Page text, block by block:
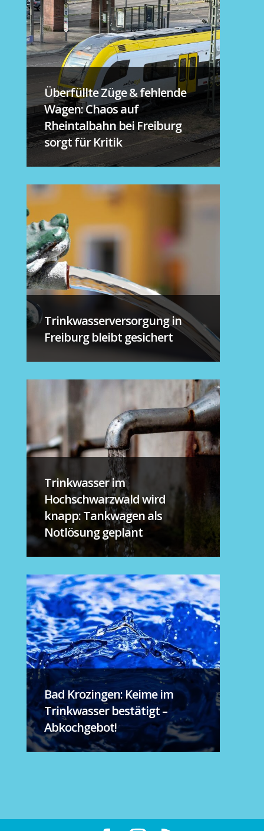
Überfüllte Züge & fehlende
Wagen: Chaos auf
Rheintalbahn bei Freiburg
sorgt für Kritik
Trinkwasserversorgung in
Freiburg bleibt gesichert
Trinkwasser im
Hochschwarzwald wird
knapp: Tankwagen als
Notlösung geplant
Bad Krozingen: Keime im
Trinkwasser bestätigt –
Abkochgebot!